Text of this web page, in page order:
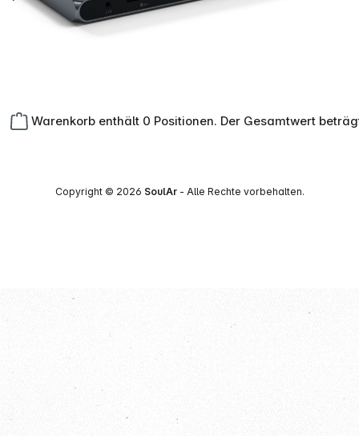
Warenkorb enthält 0 Positionen. Der Gesamtwert
Copyright © 2026 SoulAr- Alle Rechte vorbehalten.